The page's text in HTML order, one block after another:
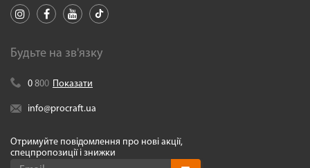
Будьте на зв'язку
0 800 Показати
info@procraft.ua
Отримуйте повідомлення про нові акції,
спецпропозиції і знижки